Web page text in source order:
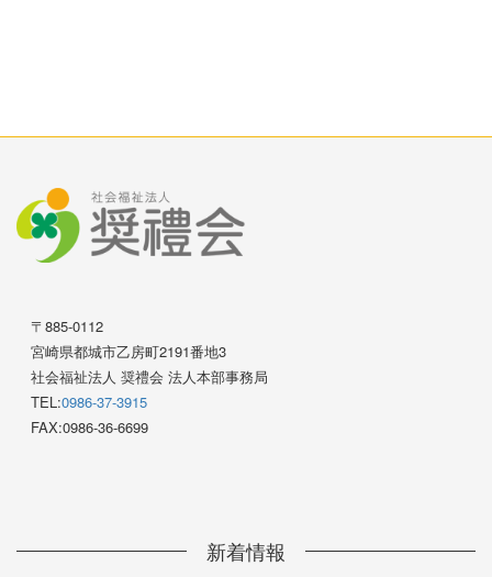
〒885-0112
宮崎県都城市乙房町2191番地3
社会福祉法人 奨禮会 法人本部事務局
TEL:0986-37-3915
FAX:0986-36-6699
新着情報